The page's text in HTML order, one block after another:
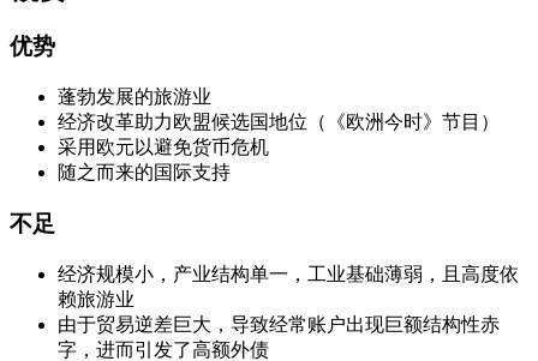
优势
蓬勃发展的旅游业
经济改革助力欧盟候选国地位（《欧洲今时》节目）
采用欧元以避免货币危机
随之而来的国际支持
不足
经济规模小，产业结构单一，工业基础薄弱，且高度依
赖旅游业
由于贸易逆差巨大，导致经常账户出现巨额结构性赤
字，进而引发了高额外债